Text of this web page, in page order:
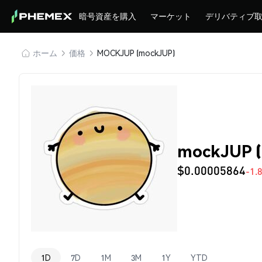
暗号資産を購入 マーケット デリバティブ
ホーム 価格 MOCKJUP (mockJUP)
mockJUP
$0.00005864-
1D 7D 1M 3M 1Y YTD